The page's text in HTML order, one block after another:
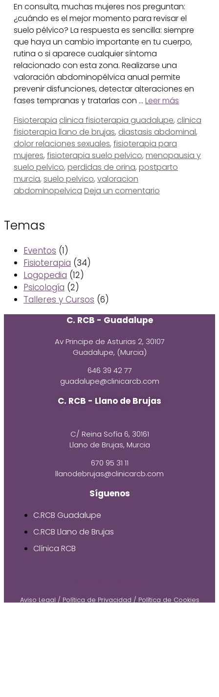
En consulta, muchas mujeres nos preguntan:
¿cuándo es el mejor momento para revisar el
suelo pélvico? La respuesta es sencilla: siempre
que haya un cambio importante en tu cuerpo,
rutina o si aparece cualquier síntoma
relacionado con esta zona. Realizarse una
valoración abdominopélvica anual permite
prevenir disfunciones, detectar alteraciones en
fases tempranas y tratarlas con … Leer más
Categorías
Fisioterapia Etiquetas
clinica fisioterapia guadalupe, clinica
fisioterapia llano de brujas, diastasis abdominal,
dolor relaciones sexuales, fisioterapia para
mujeres, fisioterapia suelo pelvico, menopausia y
suelo pelvico, perdidas de orina, postparto
murcia, suelo pelvico, valoracion
abdominopelvica Deja un comentario
Temas
Eventos (1)
Fisioterapia (34)
Logopedia (12)
Psicología (2)
Talleres y Cursos (6)
C. RCB - Guadalupe
Av Principe de Asturias 2, 30107
Guadalupe, (Murcia)
646 39 42 77
guadalupe@clinicarcb.com
C. RCB - Llano de Brujas
C/ Reina Sofía 6, 30161
Llano de Brujas, Murcia
670 95 31 11
llanodebrujas@clinicarcb.com
Síguenos
C.RCB Guadalupe
C.RCB Llano de Brujas
Clínica RCB
Aviso Legal / Política de Privacidad / Política de Cookies